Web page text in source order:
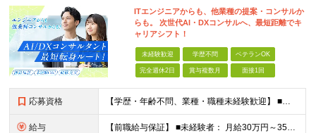
ITエンジニアからも、他業種の提案・コンサルか
らも。 次世代AI・DXコンサルへ、最短距離でキ
ャリアシフト！
未経験歓迎 学歴不問 ベテランOK
完全週休2日 賞与複数月 面接1回
応募資格 【学歴・年齢不問、業種・職種未経験歓迎】 ■何らかの社会人経験がある方（3年以上） ※前職のご経験やITエンジニア経験を活かして コンサルタントやPMOなどに挑戦したい方歓迎！ ★入社前面談・アンケ
給与 【前職給与保証】 ■未経験者： 月給30万円～35万円 ■ローキャリア（経験目安1年程度）： 月給35万円～40万円 ■経験者（経験目安3年以上）： 月給40万円～60万円 ■即戦力（経験目安5年以上